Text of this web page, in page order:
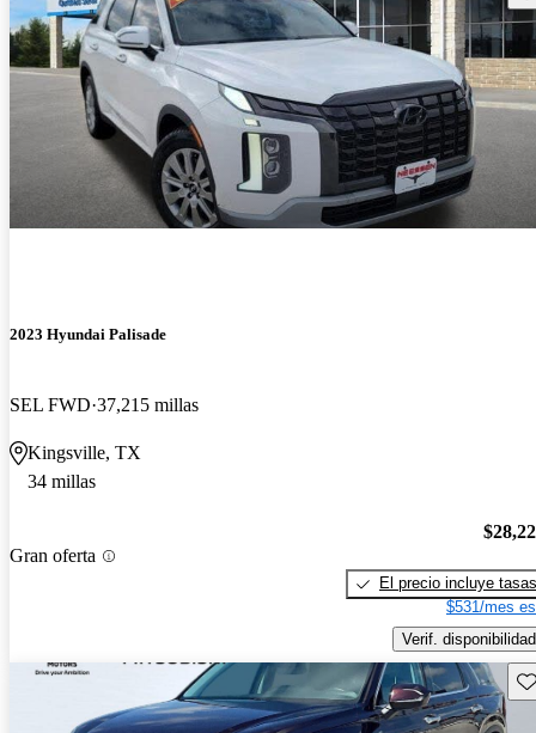
2023 Hyundai Palisade
SEL FWD 37,215 millas
Kingsville, TX
34 millas
Gran oferta
El precio incluye tasas
$531/mes
Verif. disponibilidad